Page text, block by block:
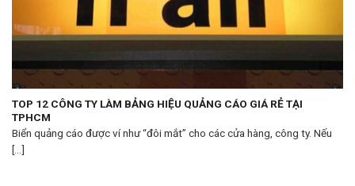
TOP 12 CÔNG TY LÀM BẢNG HIỆU QUẢNG CÁO GIÁ RẺ TẠI
TPHCM
Biển quảng cáo được ví như “đôi mắt” cho các cửa hàng, công ty. Nếu
[...]